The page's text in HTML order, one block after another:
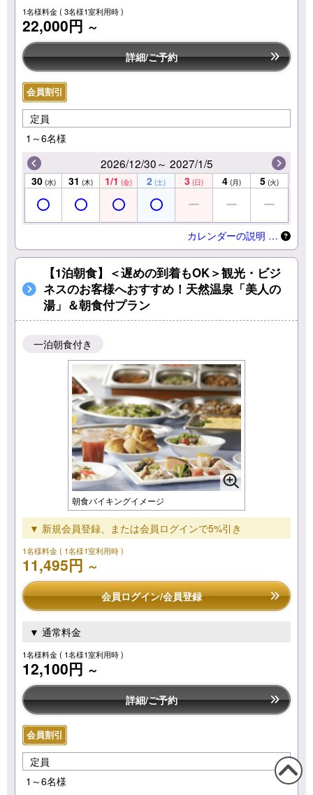
1名様料金( 3名様1室利用時 )
22,000円 ～
詳細/ご予約
会員割引
定員
1～6名様
2026/12/30～ 2027/1/5
30 (水) 31 (木) 1/1 (金) 2 (土) 3 (日) 4 (月) 5 (火)
カレンダーの説明 …
【1泊朝食】＜遅めの到着もOK＞観光・ビジ
ネスのお客様へおすすめ！天然温泉「美人の
湯」＆朝食付プラン
一泊朝食付き
朝食バイキングイメージ
▼ 新規会員登録、または会員ログインで5%引き
1名様料金( 1名様1室利用時 )
11,495円 ～
会員ログイン/会員登録
▼ 通常料金
1名様料金( 1名様1室利用時 )
12,100円 ～
詳細/ご予約
会員割引
定員
1～6名様